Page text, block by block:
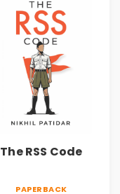
The RSS Code
PAPERBACK